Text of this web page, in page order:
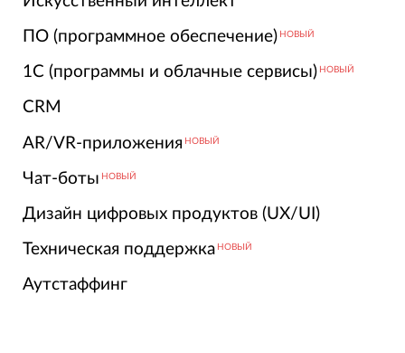
ПО (программное обеспечение) НОВЫЙ
1С (программы и облачные сервисы) НОВЫЙ
CRM
AR/VR-приложения НОВЫЙ
Чат-боты НОВЫЙ
Дизайн цифровых продуктов (UX/UI)
Техническая поддержка НОВЫЙ
Аутстаффинг